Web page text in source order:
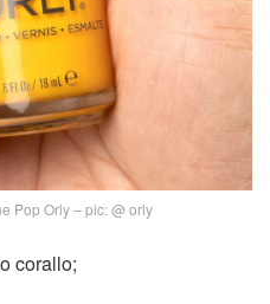
Pop Orly – pic: @ orly
corallo;